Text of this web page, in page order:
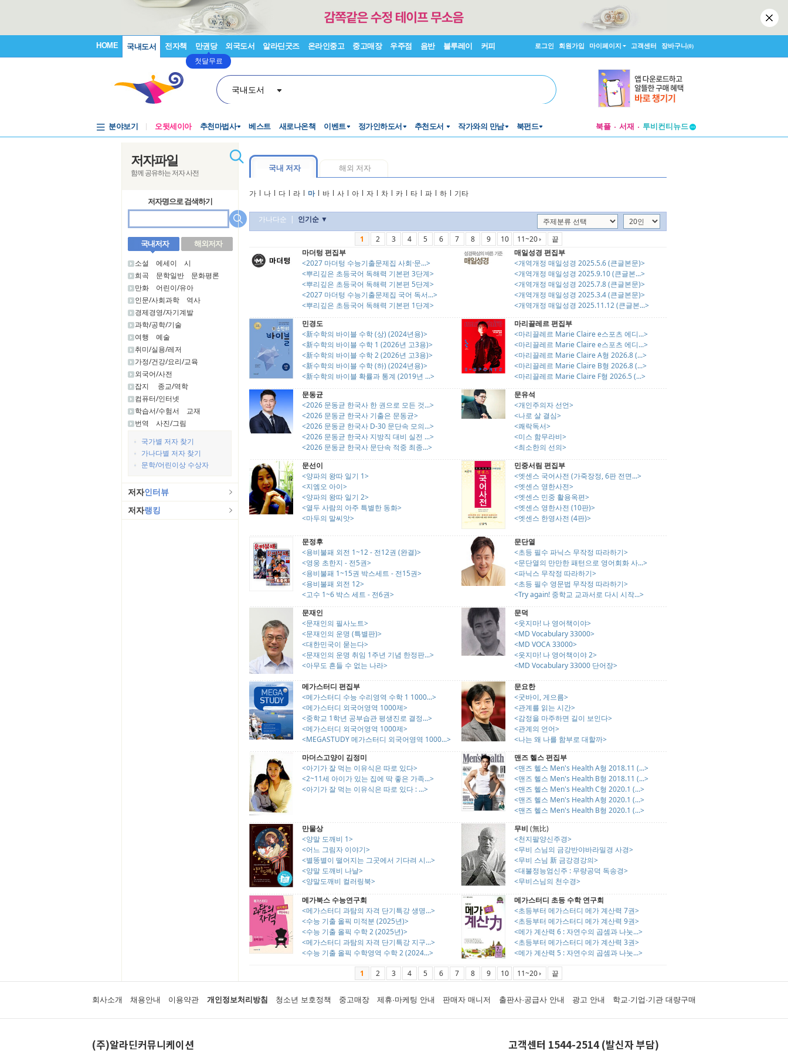
HOME 국내도서 전자책 만권당
첫달무료
외국도서 알라딘굿즈 온라인중고 중고매장 우주점 음반 블루레이 커피 로그인 회원가입 마이페이지 고객센터 장바구니(0)
국내도서
분야보기 오뒷세이아 추천마법사 베스트 새로나온책 이벤트 정가인하도서 추천도서 작가와의 만남 북펀드 북플 서재
투비컨티뉴드
저자파일
함께 공유하는 저자 사전
저자명으로 검색하기
국내저자 해외저자
소설 에세이
시
희곡
문학일반
문화평론
만화
어린이/유아
인문/사회과학
역사
경제경영/자기계발
과학/공학/기술
여행
예술
취미/실용/레저
가정/건강/요리/교육
외국어/사전
잡지
종교/역학
컴퓨터/인터넷
학습서/수험서
교재
번역
사진/그림
국가별 저자 찾기
가나다별 저자 찾기
문학/어린이상 수상자
저자인터뷰
저자랭킹
국내 저자 해외 저자
가 l 나 l 다 l 라 l 마 l 바 l 사 l 아 l 자 l 차 l 카 l 타 l 파 l 하 l 기타
가나다순 | 인기순 ▼
1
2 3 4 5 6 7 8 9 10 11~20
끝
마더텅 편집부
<2027 마더텅 수능기출문제집 사회·문...>
<뿌리깊은 초등국어 독해력 기본편 3단계>
<뿌리깊은 초등국어 독해력 기본편 5단계>
<2027 마더텅 수능기출문제집 국어 독서...>
<뿌리깊은 초등국어 독해력 기본편 1단계>
매일성경 편집부
<개역개정 매일성경 2025.5.6 (큰글본문)>
<개역개정 매일성경 2025.9.10 (큰글본...>
<개역개정 매일성경 2025.7.8 (큰글본문)>
<개역개정 매일성경 2025.3.4 (큰글본문)>
<개역개정 매일성경 2025.11.12 (큰글본...>
민경도
<新수학의 바이블 수학 (상) (2024년용)>
<新수학의 바이블 수학 1 (2026년 고3용)>
<新수학의 바이블 수학 2 (2026년 고3용)>
<新수학의 바이블 수학 (하) (2024년용)>
<新수학의 바이블 확률과 통계 (2019년 ...>
마리끌레르 편집부
<마리끌레르 Marie Claire e스포츠 에디...>
<마리끌레르 Marie Claire e스포츠 에디...>
<마리끌레르 Marie Claire A형 2026.8 (...>
<마리끌레르 Marie Claire B형 2026.8 (...>
<마리끌레르 Marie Claire F형 2026.5 (...>
문동균
<2026 문동균 한국사 한 권으로 모든 것...>
<2026 문동균 한국사 기출은 문동균>
<2026 문동균 한국사 D-30 문단속 모의...>
<2026 문동균 한국사 지방직 대비 실전 ...>
<2026 문동균 한국사 문단속 적중 최종...>
문유석
<개인주의자 선언>
<나로 살 결심>
<쾌락독서>
<미스 함무라비>
<최소한의 선의>
문선이
<양파의 왕따 일기 1>
<지엠오 아이>
<양파의 왕따 일기 2>
<열두 사람의 아주 특별한 동화>
<마두의 말씨앗>
민중서림 편집부
<엣센스 국어사전 (가죽장정, 6판 전면...>
<엣센스 영한사전>
<엣센스 민중 활용옥편>
<엣센스 영한사전 (10판)>
<엣센스 한영사전 (4판)>
문정후
<용비불패 외전 1~12 - 전12권 (완결)>
<영웅 초한지 - 전5권>
<용비불패 1~15권 박스세트 - 전15권>
<용비불패 외전 12>
<고수 1~6 박스 세트 - 전6권>
문단열
<초등 필수 파닉스 무작정 따라하기>
<문단열의 만만한 패턴으로 영어회화 사...>
<파닉스 무작정 따라하기>
<초등 필수 영문법 무작정 따라하기>
<Try again! 중학교 교과서로 다시 시작...>
문재인
<문재인의 필사노트>
<문재인의 운명 (특별판)>
<대한민국이 묻는다>
<문재인의 운명 취임 1주년 기념 한정판...>
<아무도 흔들 수 없는 나라>
문덕
<웃지마! 나 영어책이야>
<MD Vocabulary 33000>
<MD VOCA 33000>
<웃지마! 나 영어책이야 2>
<MD Vocabulary 33000 단어장>
메가스터디 편집부
<메가스터디 수능 수리영역 수학 1 1000...>
<메가스터디 외국어영역 1000제>
<중학교 1학년 공부습관 평생진로 결정...>
<메가스터디 외국어영역 1000제>
<MEGASTUDY 메가스터디 외국어영역 1000...>
문요한
<굿바이, 게으름>
<관계를 읽는 시간>
<감정을 마주하면 길이 보인다>
<관계의 언어>
<나는 왜 나를 함부로 대할까>
마더스고양이 김정미
<아기가 잘 먹는 이유식은 따로 있다>
<2~11세 아이가 있는 집에 딱 좋은 가족...>
<아기가 잘 먹는 이유식은 따로 있다 : ...>
맨즈 헬스 편집부
<맨즈 헬스 Men's Health A형 2018.11 (...>
<맨즈 헬스 Men's Health B형 2018.11 (...>
<맨즈 헬스 Men's Health C형 2020.1 (...>
<맨즈 헬스 Men's Health A형 2020.1 (...>
<맨즈 헬스 Men's Health B형 2020.1 (...>
만물상
<양말 도깨비 1>
<어느 그림자 이야기>
<별똥별이 떨어지는 그곳에서 기다려 시...>
<양말 도깨비 나날>
<양말도깨비 컬러링북>
무비 (無比)
<천지팔양신주경>
<무비 스님의 금강반야바라밀경 사경>
<무비 스님 新 금강경강의>
<대불정능엄신주 : 무량공덕 독송경>
<무비스님의 천수경>
메가북스 수능연구회
<메가스터디 과탐의 자격 단기특강 생명...>
<수능 기출 올픽 미적분 (2025년)>
<수능 기출 올픽 수학 2 (2025년)>
<메가스터디 과탐의 자격 단기특강 지구...>
<수능 기출 올픽 수학영역 수학 2 (2024...>
메가스터디 초등 수학 연구회
<초등부터 메가스터디 메가 계산력 7권>
<초등부터 메가스터디 메가 계산력 9권>
<메가 계산력 6 : 자연수의 곱셈과 나눗...>
<초등부터 메가스터디 메가 계산력 3권>
<메가 계산력 5 : 자연수의 곱셈과 나눗...>
1 2 3 4 5 6 7 8 9 10 11~20 끝
회사소개 채용안내 이용약관 개인정보처리방침 청소년 보호정책 중고매장 제휴·마케팅 안내 판매자 매니저 출판사·공급사 안내 광고 안내 학교·기업·기관 대량구매
(주)알라딘커뮤니케이션 고객센터 1544-2514 (발신자 부담)